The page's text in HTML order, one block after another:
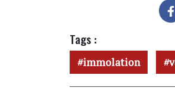
Tags :
immolation